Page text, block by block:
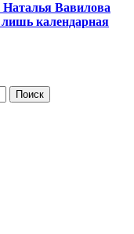
Вавилова
лишь календарная